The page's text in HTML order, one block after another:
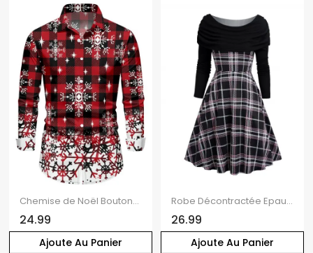
Ajoute Au Panier
Chemise de Noël Boutonnée Flocon de Neige à Carreaux Imprimé à Manches Longues
24.99
Ajoute Au Panier
Robe Décontractée Epaule Dénudée à Carreaux Imprimé à Col Relevé
26.99